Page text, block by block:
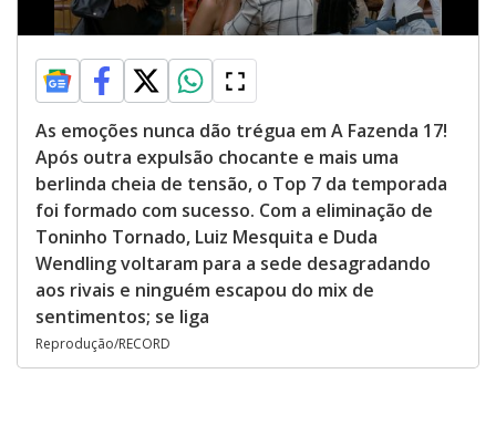
As emoções nunca dão trégua em A Fazenda 17!
Após outra expulsão chocante e mais uma
berlinda cheia de tensão, o Top 7 da temporada
foi formado com sucesso. Com a eliminação de
Toninho Tornado, Luiz Mesquita e Duda
Wendling voltaram para a sede desagradando
aos rivais e ninguém escapou do mix de
sentimentos; se liga
Reprodução/RECORD